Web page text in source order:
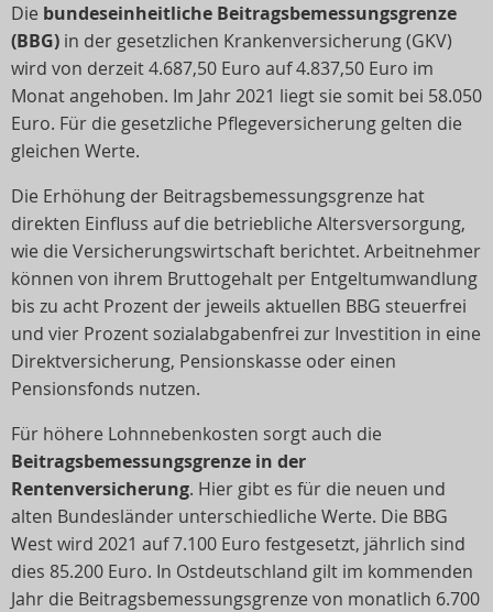
Die bundeseinheitliche Beitragsbemessungsgrenze
(BBG) in der gesetzlichen Krankenversicherung (GKV)
wird von derzeit 4.687,50 Euro auf 4.837,50 Euro im
Monat angehoben. Im Jahr 2021 liegt sie somit bei 58.050
Euro. Für die gesetzliche Pflegeversicherung gelten die
gleichen Werte.
Die Erhöhung der Beitragsbemessungsgrenze hat
direkten Einfluss auf die betriebliche Altersversorgung,
wie die Versicherungswirtschaft berichtet. Arbeitnehmer
können von ihrem Bruttogehalt per Entgeltumwandlung
bis zu acht Prozent der jeweils aktuellen BBG steuerfrei
und vier Prozent sozialabgabenfrei zur Investition in eine
Direktversicherung, Pensionskasse oder einen
Pensionsfonds nutzen.
Für höhere Lohnnebenkosten sorgt auch die
Beitragsbemessungsgrenze in der
Rentenversicherung. Hier gibt es für die neuen und
alten Bundesländer unterschiedliche Werte. Die BBG
West wird 2021 auf 7.100 Euro festgesetzt, jährlich sind
dies 85.200 Euro. In Ostdeutschland gilt im kommenden
Jahr die Beitragsbemessungsgrenze von monatlich 6.700